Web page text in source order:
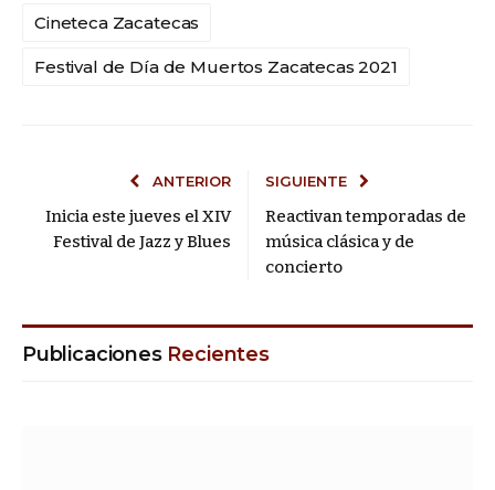
Cineteca Zacatecas
Festival de Día de Muertos Zacatecas 2021
ANTERIOR
Inicia este jueves el XIV
Festival de Jazz y Blues
SIGUIENTE
Reactivan temporadas de
música clásica y de
concierto
Publicaciones Recientes